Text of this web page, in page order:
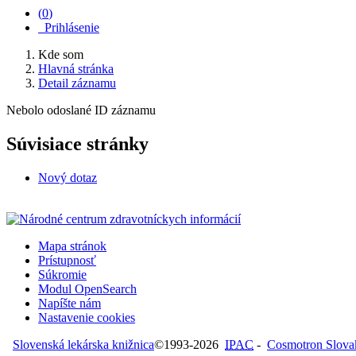
(0)
Prihlásenie
Kde som
Hlavná stránka
Detail záznamu
Nebolo odoslané ID záznamu
Súvisiace stránky
Nový dotaz
Mapa stránok
Prístupnosť
Súkromie
Modul OpenSearch
Napíšte nám
Nastavenie cookies
Slovenská lekárska knižnica©1993-2026 IPAC - Cosmotron